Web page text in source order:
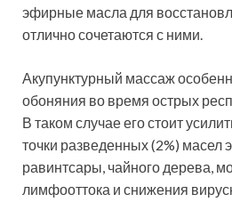
эфирные масла для
отлично сочетаются с ними.
Акупунктурный массаж
обоняния во время острых
В таком случае его стоит
точки разведенных (2%) масел
равинтсары, чайного дерева,
лимфооттока и снижения